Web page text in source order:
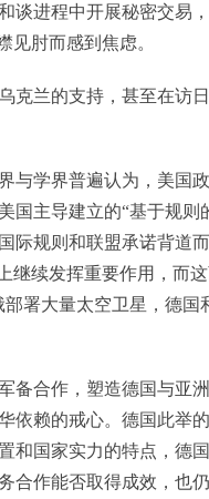
谈进程中开展秘密交易
见肘而感到焦虑。
克兰的支持，甚至在访
学界普遍认为，美国
国主导建立的“基于规则
际规则和联盟承诺背道
继续发挥重要作用，而
署大量太空卫星，德国
备合作，塑造德国与亚
依赖的戒心。德国此举
和国家实力的特点，德
合作能否取得成效，也仍